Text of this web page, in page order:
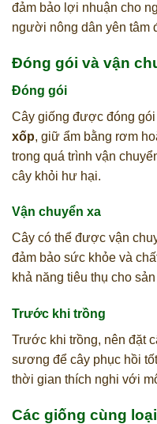
đảm bảo lợi nhuận cho
người nông dân yên tâm
Đóng gói và vận
Đóng gói
Cây giống được đóng gói
xốp, giữ ẩm bằng rơm
trong quá trình vận
cây khỏi hư hại.
Vận chuyển xa
Cây có thể được vận
đảm bảo sức khỏe và
khả năng tiêu thụ cho
Trước khi trồng
Trước khi trồng, nên đặt
sương để cây phục hồi
thời gian thích nghi với
Các giống cùng loại